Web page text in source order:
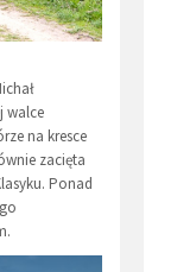
walce
na kresce
zacięta
Ponad